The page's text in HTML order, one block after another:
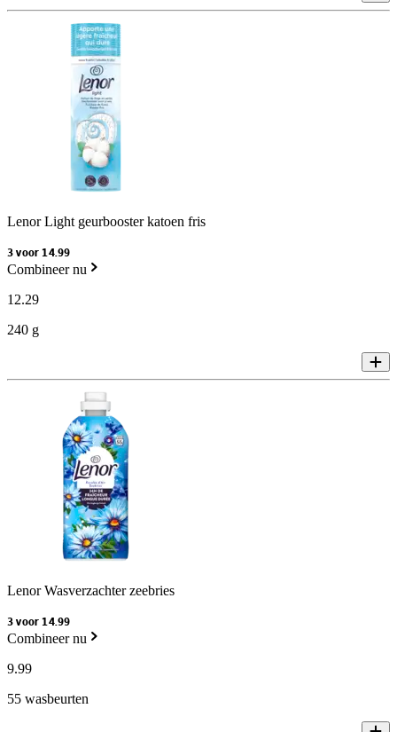
Lenor Light geurbooster katoen fris
3 voor 14.99
Combineer nu
12.29
240 g
Lenor Wasverzachter zeebries
3 voor 14.99
Combineer nu
9.99
55 wasbeurten